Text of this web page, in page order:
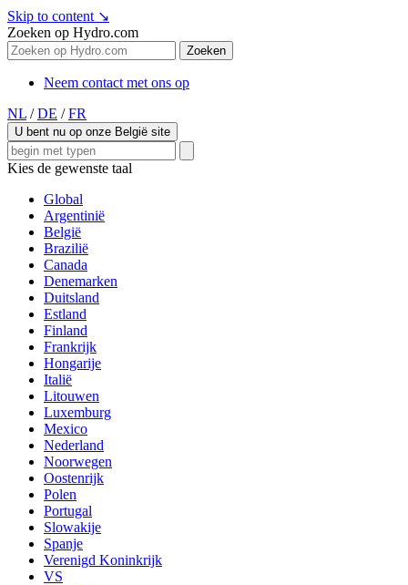
Skip to content ↘
Zoeken op Hydro.com
Zoeken
Neem contact met ons op
NL / DE / FR
U bent nu op onze België site
Kies de gewenste taal
Global
Argentinië
België
Brazilië
Canada
Denemarken
Duitsland
Estland
Finland
Frankrijk
Hongarije
Italië
Litouwen
Luxemburg
Mexico
Nederland
Noorwegen
Oostenrijk
Polen
Portugal
Slowakije
Spanje
Verenigd Koninkrijk
VS